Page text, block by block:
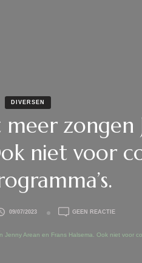
DIVERSEN
zongen
niet voor
09/07/2023 GEEN REACTIEOP
NU
Arean en Frans Halsema. Ook niet voor